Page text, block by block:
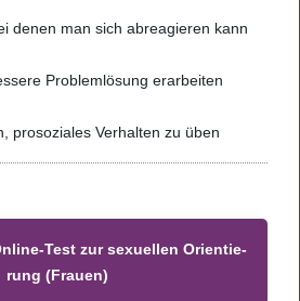
denen man sich abrea­gie­ren kann
Pro­blem­lö­sung era­r­bei­ten
pro­so­zi­a­les Ver­hal­ten zu üben
Test zur sexu­el­len Ori­en­tie­
rung (Frauen)